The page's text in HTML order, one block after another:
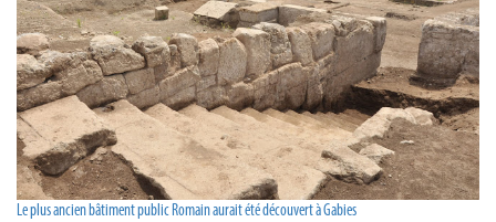
Le plus ancien bâtiment public Romain aurait été découvert à Gabies